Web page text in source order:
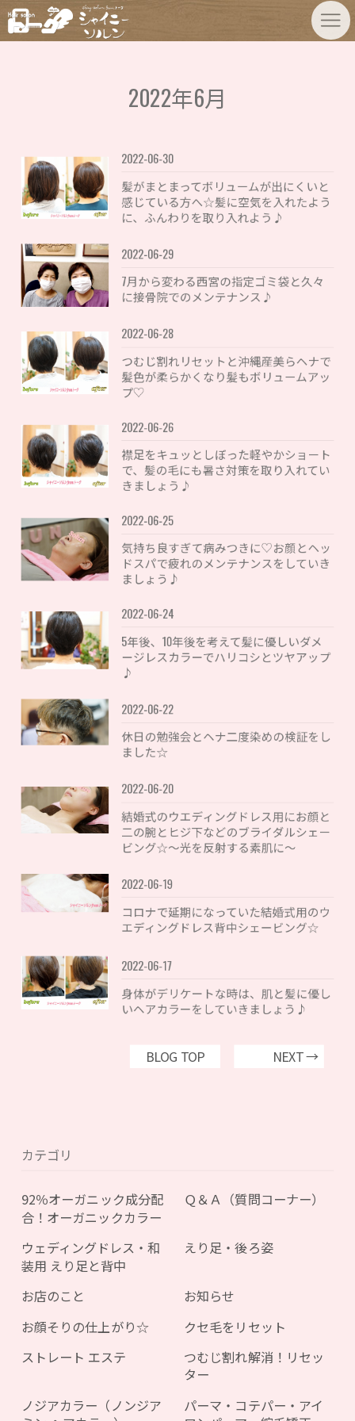
2022年6月
2022-06-30
髪がまとまってボリュームが出にくいと
感じている方へ☆髪に空気を入れたよう
に、ふんわりを取り入れよう♪
2022-06-29
7月から変わる西宮の指定ゴミ袋と久々
に接骨院でのメンテナンス♪
2022-06-28
つむじ割れリセットと沖縄産美らヘナで
髪色が柔らかくなり髪もボリュームアッ
プ♡
2022-06-26
襟足をキュッとしぼった軽やかショート
で、髪の毛にも暑さ対策を取り入れてい
きましょう♪
2022-06-25
気持ち良すぎて病みつきに♡お顔とヘッ
ドスパで疲れのメンテナンスをしていき
ましょう♪
2022-06-24
5年後、10年後を考えて髪に優しいダメ
ージレスカラーでハリコシとツヤアップ
♪
2022-06-22
休日の勉強会とヘナ二度染めの検証をし
ました☆
2022-06-20
結婚式のウエディングドレス用にお顔と
二の腕とヒジ下などのブライダルシェー
ビング☆〜光を反射する素肌に〜
2022-06-19
コロナで延期になっていた結婚式用のウ
エディングドレス背中シェービング☆
2022-06-17
身体がデリケートな時は、肌と髪に優し
いヘアカラーをしていきましょう♪
BLOG TOP NEXT →
カテゴリ
92％オーガニック成分配
合！オーガニックカラー
Ｑ＆Ａ（質問コーナー）
ウェディングドレス・和
装用 えり足と背中
えり足・後ろ姿
お店のこと
お知らせ
お顔そりの仕上がり☆
クセ毛をリセット
ストレート エステ
つむじ割れ解消！リセッ
ター
ノジアカラー（ノンジア
パーマ・コテパー・アイ